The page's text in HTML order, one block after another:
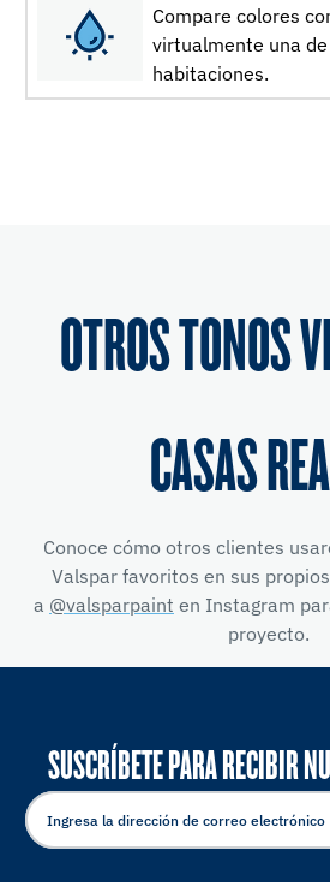
Compare colores
virtualmente una
habitaciones.
OTROS TONOS
CASAS
Conoce cómo otros clientes
Valspar favoritos en sus
a @valsparpaint en Instagram
proyecto.
SUSCRÍBETE PARA RECIBIR
ELECTRÓNICO